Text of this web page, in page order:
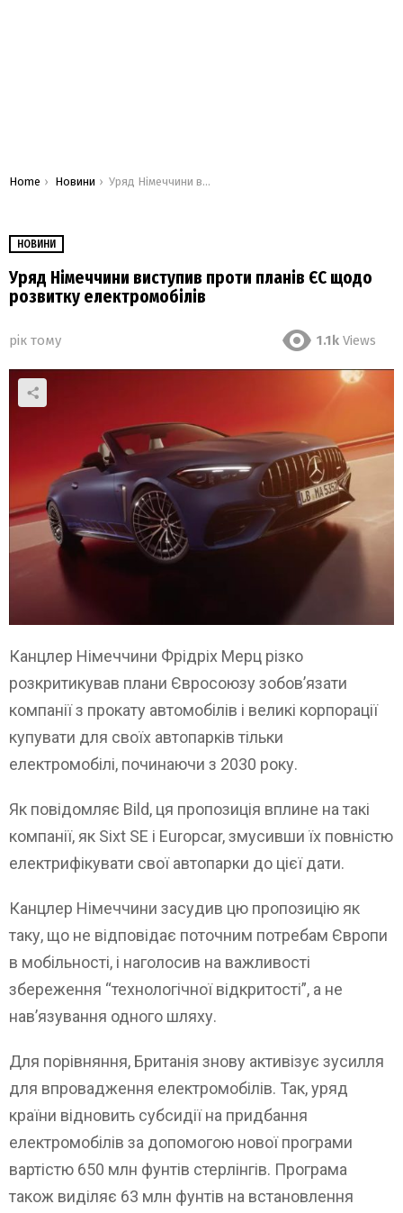
You are here:
Home Новини Уряд Німеччини виступив проти планів ЄС щодо розвитку електромобілів
НОВИНИ
Уряд Німеччини виступив проти планів ЄС щодо
розвитку електромобілів
рік тому 1.1k Views
Канцлер Німеччини Фрідріх Мерц різко
розкритикував плани Євросоюзу зобов’язати
компанії з прокату автомобілів і великі корпорації
купувати для своїх автопарків тільки
електромобілі, починаючи з 2030 року.
Як повідомляє Bild, ця пропозиція вплине на такі
компанії, як Sixt SE і Europcar, змусивши їх повністю
електрифікувати свої автопарки до цієї дати.
Канцлер Німеччини засудив цю пропозицію як
таку, що не відповідає поточним потребам Європи
в мобільності, і наголосив на важливості
збереження “технологічної відкритості”, а не
нав’язування одного шляху.
Для порівняння, Британія знову активізує зусилля
для впровадження електромобілів. Так, уряд
країни відновить субсидії на придбання
електромобілів за допомогою нової програми
вартістю 650 млн фунтів стерлінгів. Програма
також виділяє 63 млн фунтів на встановлення